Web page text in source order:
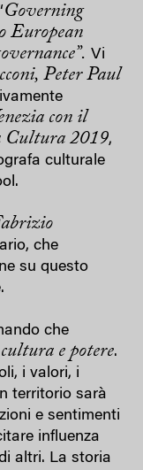
Governing
European
Vi
Peter Paul
con il
Cultura 2019,
culturale
che
su questo
che
e potere.
i valori, i
territorio sarà
e sentimenti
influenza
altri. La storia